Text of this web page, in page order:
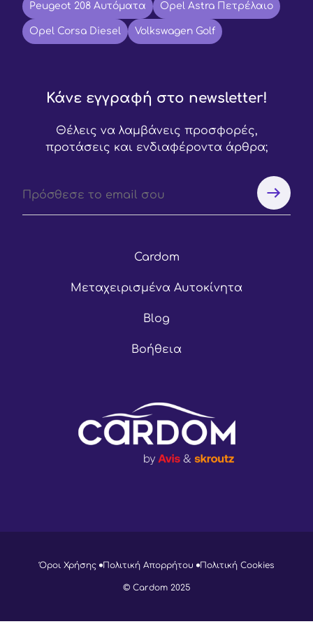
Peugeot 208 Αυτόματα Opel Astra Πετρέλαιο
Opel Corsa Diesel Volkswagen Golf
Κάνε εγγραφή στο newsletter!
Θέλεις να λαμβάνεις προσφορές,
προτάσεις και ενδιαφέροντα άρθρα;
Cardom
Μεταχειρισμένα Αυτοκίνητα
Blog
Βοήθεια
Όροι Χρήσης Πολιτική Απορρήτου Πολιτική Cookies
© Cardom 2025